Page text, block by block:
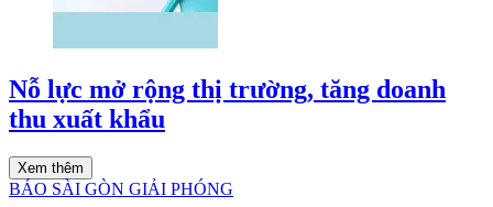
Nỗ lực mở rộng thị trường, tăng doanh
thu xuất khẩu
Xem thêm
BÁO SÀI GÒN GIẢI PHÓNG